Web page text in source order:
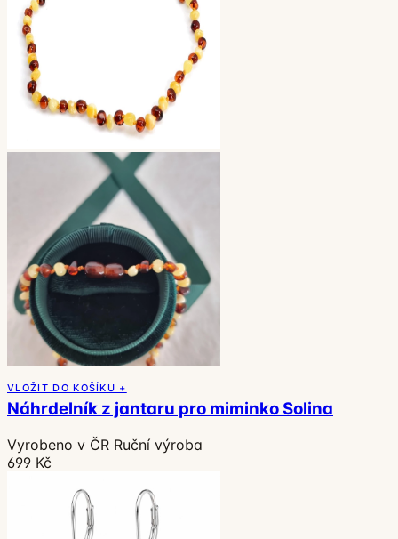
VLOŽIT DO KOŠÍKU +
Náhrdelník z jantaru pro miminko Solina
Vyrobeno v ČR Ruční výroba
699 Kč